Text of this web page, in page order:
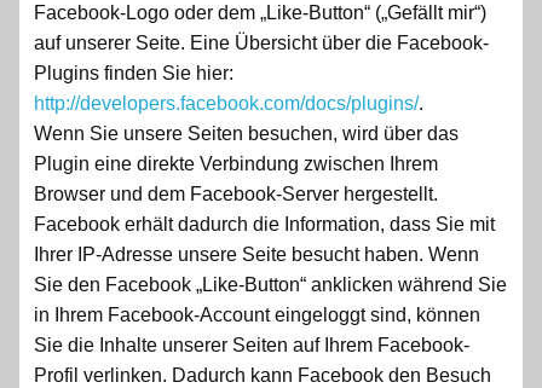
Facebook-Logo oder dem „Like-Button“ („Gefällt mir“)
auf unserer Seite. Eine Übersicht über die Facebook-
Plugins finden Sie hier:
http://developers.facebook.com/docs/plugins/.
Wenn Sie unsere Seiten besuchen, wird über das
Plugin eine direkte Verbindung zwischen Ihrem
Browser und dem Facebook-Server hergestellt.
Facebook erhält dadurch die Information, dass Sie mit
Ihrer IP-Adresse unsere Seite besucht haben. Wenn
Sie den Facebook „Like-Button“ anklicken während Sie
in Ihrem Facebook-Account eingeloggt sind, können
Sie die Inhalte unserer Seiten auf Ihrem Facebook-
Profil verlinken. Dadurch kann Facebook den Besuch